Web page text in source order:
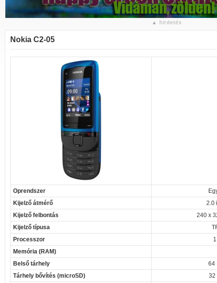
▲ hirdetés
Nokia C2-05
Oprendszer
Kijelző átmérő
2.0
Kijelző felbontás
240 x
Kijelző típusa
Processzor
Memória (RAM)
Belső tárhely
64
Tárhely bővítés (microSD)
32